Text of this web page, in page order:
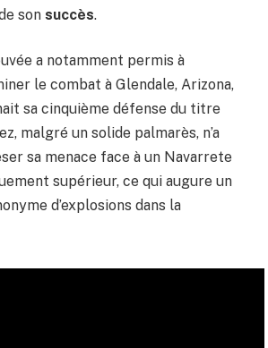
son succès.
a notamment permis à
le combat à Glendale, Arizona,
sa cinquième défense du titre
malgré un solide palmarès, n’a
sa menace face à un Navarrete
supérieur, ce qui augure un
d’explosions dans la